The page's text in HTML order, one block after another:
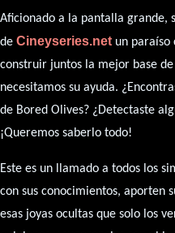
Aficionado a la pantalla grande,
de Cineyseries.netun paraíso
construir juntos la mejor base
necesitamos su ayuda.
de Bored Olives? ¿Detectaste
¡Queremos saberlo todo!
Este es un llamado a todos los
con sus conocimientos, aporten
esas joyas ocultas que solo los